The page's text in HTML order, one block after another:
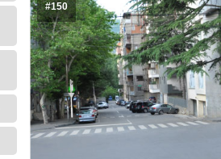
#150